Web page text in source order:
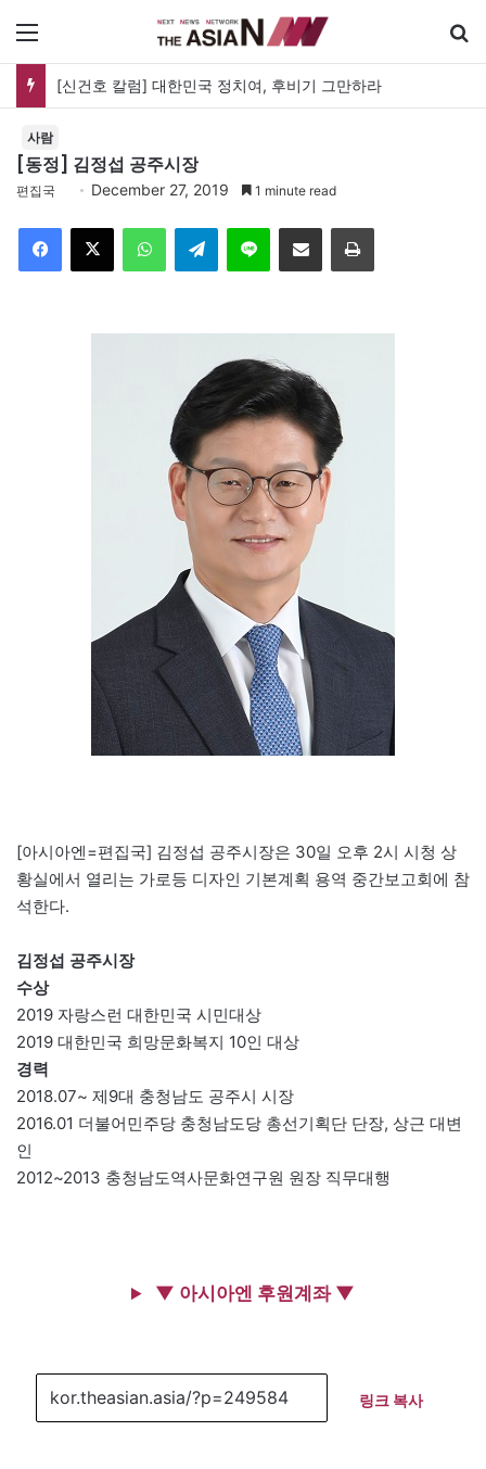
[신건호 칼럼] 대한민국 정치여, 후비기 그만하라
사람
[동정] 김정섭 공주시장
편집국 December 27, 2019 1 minute read
Telegram 이메일
[아시아엔=편집국] 김정섭 공주시장은 30일 오후 2시 시청 상
황실에서 열리는 가로등 디자인 기본계획 용역 중간보고회에 참
석한다.
김정섭 공주시장
수상
2019 자랑스런 대한민국 시민대상
2019 대한민국 희망문화복지 10인 대상
경력
2018.07~ 제9대 충청남도 공주시 시장
2016.01 더불어민주당 충청남도당 총선기획단 단장, 상근 대변
인
2012~2013 충청남도역사문화연구원 원장 직무대행
▼ 아시아엔 후원계좌 ▼
링크 복사